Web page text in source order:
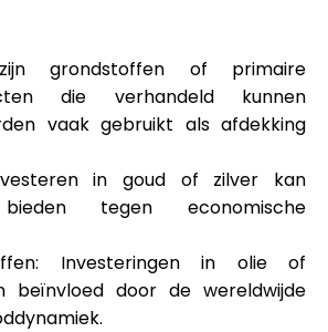
grondstoffen of primaire
die verhandeld kunnen
vaak gebruikt als afdekking
in goud of zilver kan
tegen economische
Investeringen in olie of
beïnvloed door de wereldwijde